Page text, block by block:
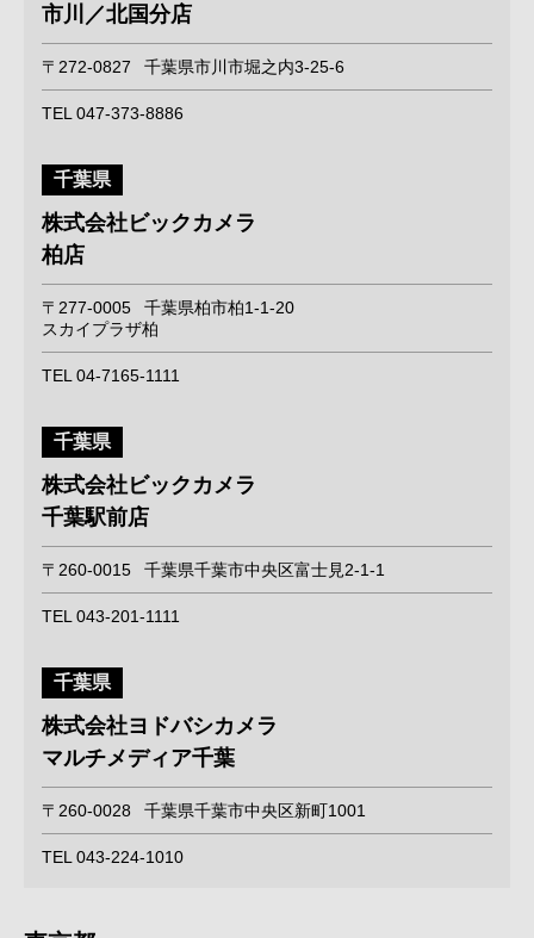
市川／北国分店
〒272-0827 千葉県市川市堀之内3-25-6
TEL 047-373-8886
千葉県
株式会社ビックカメラ
柏店
〒277-0005
千葉県柏市柏1-1-20
スカイプラザ柏
TEL 04-7165-1111
千葉県
株式会社ビックカメラ
千葉駅前店
〒260-0015 千葉県千葉市中央区富士見2-1-1
TEL 043-201-1111
千葉県
株式会社ヨドバシカメラ
マルチメディア千葉
〒260-0028 千葉県千葉市中央区新町1001
TEL 043-224-1010